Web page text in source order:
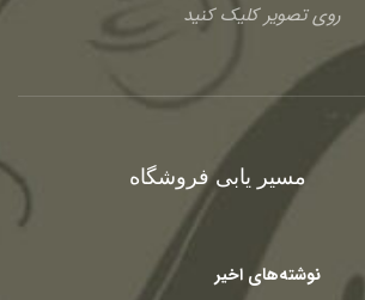
روی تصویر کلیک کنید
مسیر یابی فروشگاه
نوشته‌های اخیر